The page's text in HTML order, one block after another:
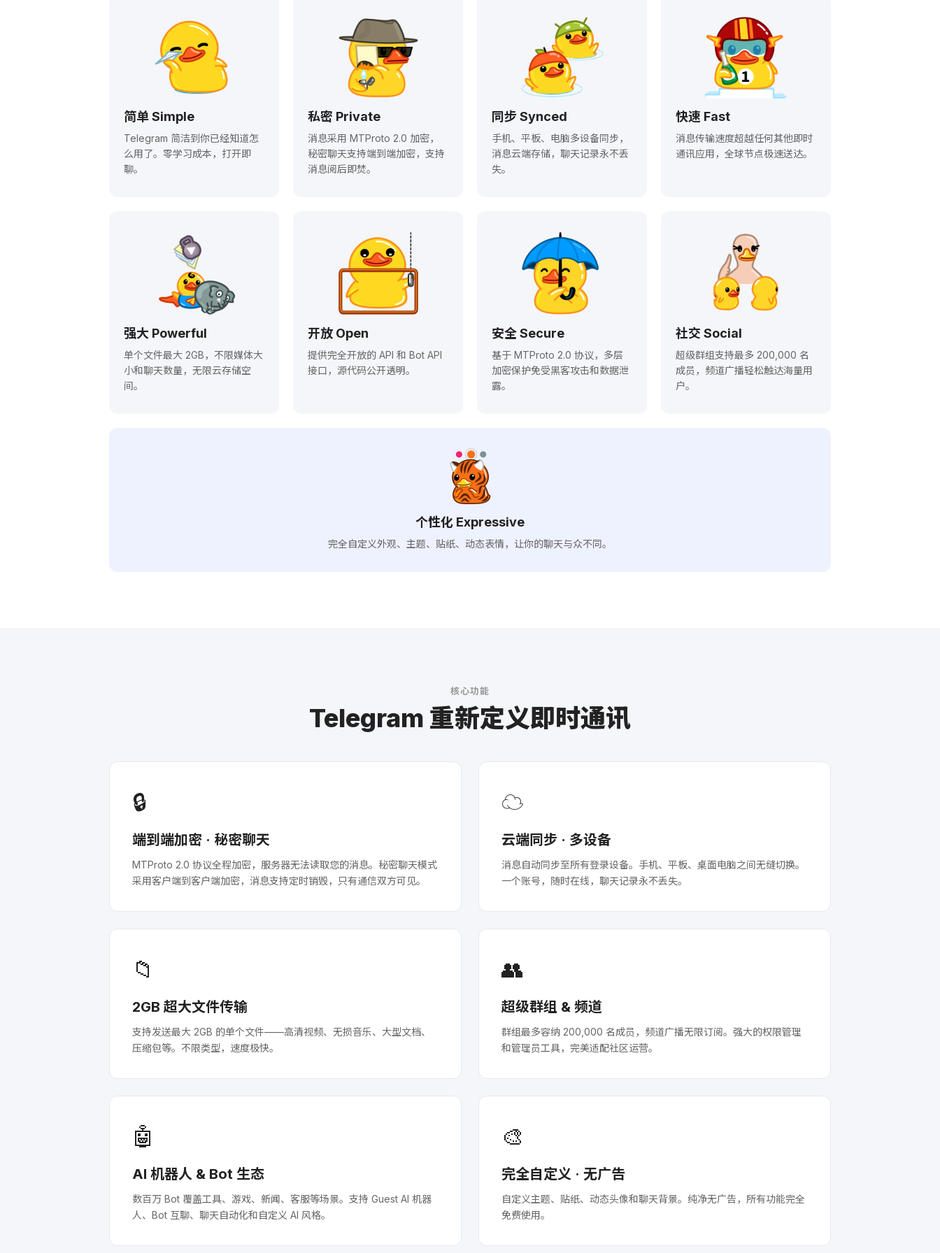
简单 Simple
Telegram 简洁到你已经知道怎
么用了。零学习成本，打开即
聊。
私密 Private
消息采用 MTProto 2.0 加密，
秘密聊天支持端到端加密，支持
消息阅后即焚。
同步 Synced
手机、平板、电脑多设备同步，
消息云端存储，聊天记录永不丢
失。
快速 Fast
消息传输速度超越任何其他即时
通讯应用，全球节点极速送达。
强大 Powerful
单个文件最大 2GB，不限媒体大
小和聊天数量，无限云存储空
间。
开放 Open
提供完全开放的 API 和 Bot API
接口，源代码公开透明。
安全 Secure
基于 MTProto 2.0 协议，多层
加密保护免受黑客攻击和数据泄
露。
社交 Social
超级群组支持最多 200,000 名
成员，频道广播轻松触达海量用
户。
个性化 Expressive
完全自定义外观、主题、贴纸、动态表情，让你的聊天与众不同。
核心功能
Telegram 重新定义即时通讯
🔒
端到端加密 · 秘密聊天
MTProto 2.0 协议全程加密，服务器无法读取您的消息。秘密聊天模式
采用客户端到客户端加密，消息支持定时销毁，只有通信双方可见。
☁️
云端同步 · 多设备
消息自动同步至所有登录设备。手机、平板、桌面电脑之间无缝切换。
一个账号，随时在线，聊天记录永不丢失。
📁
2GB 超大文件传输
支持发送最大 2GB 的单个文件——高清视频、无损音乐、大型文档、
压缩包等。不限类型，速度极快。
👥
超级群组 & 频道
群组最多容纳 200,000 名成员，频道广播无限订阅。强大的权限管理
和管理员工具，完美适配社区运营。
🤖
AI 机器人 & Bot 生态
数百万 Bot 覆盖工具、游戏、新闻、客服等场景。支持 Guest AI 机器
人、Bot 互聊、聊天自动化和自定义 AI 风格。
🎨
完全自定义 · 无广告
自定义主题、贴纸、动态头像和聊天背景。纯净无广告，所有功能完全
免费使用。